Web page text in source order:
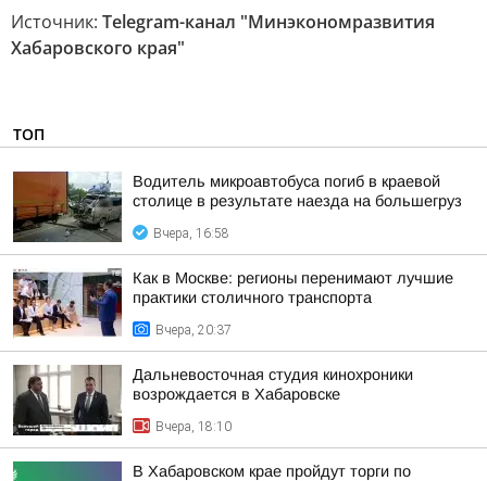
Источник: Telegram-канал "Минэкономразвития
Хабаровского края"
ТОП
Водитель микроавтобуса погиб в краевой
столице в результате наезда на большегруз
Вчера, 16:58
Как в Москве: регионы перенимают лучшие
практики столичного транспорта
Вчера, 20:37
Дальневосточная студия кинохроники
возрождается в Хабаровске
Вчера, 18:10
В Хабаровском крае пройдут торги по